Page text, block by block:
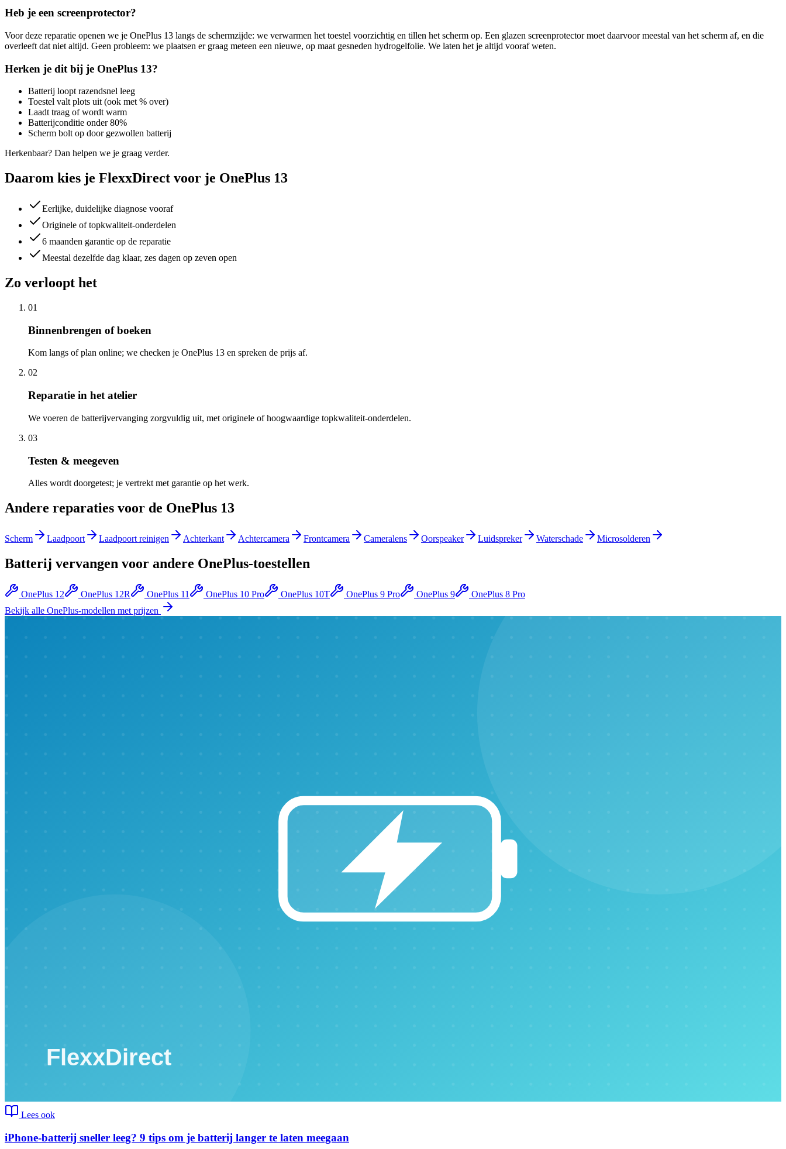
Heb je een screenprotector?
Voor deze reparatie openen we je OnePlus 13 langs de schermzijde: we verwarmen het toestel voorzichtig en tillen het scherm op. Een glazen screenprotector moet daarvoor meestal van het scherm af, en die
overleeft dat niet altijd. Geen probleem: we plaatsen er graag meteen een nieuwe, op maat gesneden hydrogelfolie. We laten het je altijd vooraf weten.
Herken je dit bij je OnePlus 13?
Batterij loopt razendsnel leeg
Toestel valt plots uit (ook met % over)
Laadt traag of wordt warm
Batterijconditie onder 80%
Scherm bolt op door gezwollen batterij
Herkenbaar? Dan helpen we je graag verder.
Daarom kies je FlexxDirect voor je OnePlus 13
Eerlijke, duidelijke diagnose vooraf
Originele of topkwaliteit-onderdelen
6 maanden garantie op de reparatie
Meestal dezelfde dag klaar, zes dagen op zeven open
Zo verloopt het
01
Binnenbrengen of boeken
Kom langs of plan online; we checken je OnePlus 13 en spreken de prijs af.
02
Reparatie in het atelier
We voeren de batterijvervanging zorgvuldig uit, met originele of hoogwaardige topkwaliteit-onderdelen.
03
Testen & meegeven
Alles wordt doorgetest; je vertrekt met garantie op het werk.
Andere reparaties voor de OnePlus 13
Scherm Laadpoort Laadpoort reinigen Achterkant Achtercamera Frontcamera Cameralens Oorspeaker Luidspreker Waterschade Microsolderen
Batterij vervangen voor andere OnePlus-toestellen
OnePlus 12 OnePlus 12R OnePlus 11 OnePlus 10 Pro OnePlus 10T OnePlus 9 Pro OnePlus 9
OnePlus 8 Pro
Bekijk alle OnePlus-modellen met prijzen
Lees ook
iPhone-batterij sneller leeg? 9 tips om je batterij langer te laten meegaan